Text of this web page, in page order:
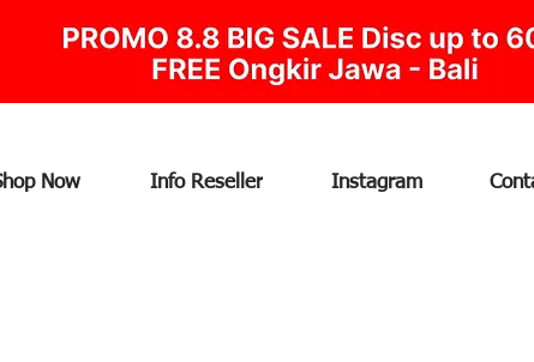
Now Info Reseller Instagram